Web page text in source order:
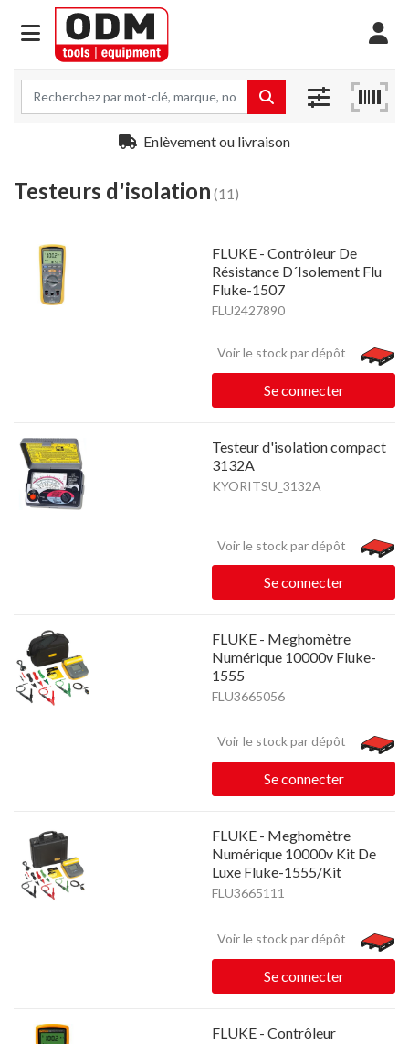
Enlèvement ou livraison
Testeurs d'isolation (11)
FLUKE - Contrôleur De
Résistance D´Isolement Flu
Fluke-1507
FLU2427890
Voir le stock par dépôt
Se connecter
Testeur d'isolation compact
3132A
KYORITSU_3132A
Voir le stock par dépôt
Se connecter
FLUKE - Meghomètre
Numérique 10000v Fluke-
1555
FLU3665056
Voir le stock par dépôt
Se connecter
FLUKE - Meghomètre
Numérique 10000v Kit De
Luxe Fluke-1555/Kit
FLU3665111
Voir le stock par dépôt
Se connecter
FLUKE - Contrôleur